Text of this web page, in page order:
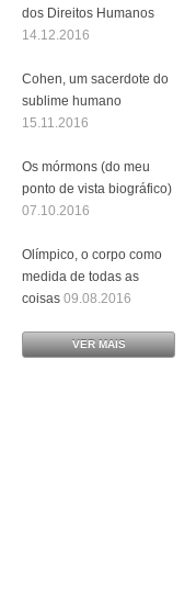
dos Direitos Humanos
14.12.2016
Cohen, um sacerdote do
sublime humano
15.11.2016
Os mórmons (do meu
ponto de vista biográfico)
07.10.2016
Olímpico, o corpo como
medida de todas as
coisas 09.08.2016
VER MAIS